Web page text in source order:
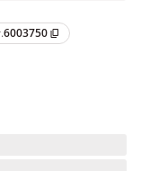
6003750 content_copy